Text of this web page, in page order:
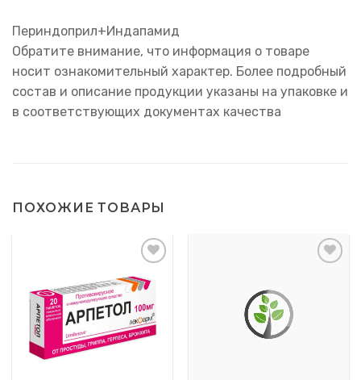
Периндоприл+Индапамид
Обратите внимание, что информация о товаре
носит ознакомительный характер. Более подробный
состав и описание продукции указаны на упаковке и
в соответствующих документах качества
ПОХОЖИЕ ТОВАРЫ